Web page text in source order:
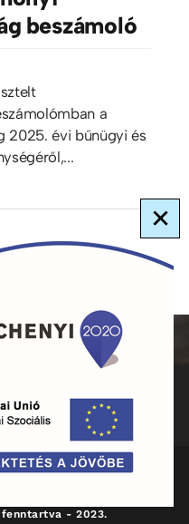
beszámoló
a
2025. évi bűnügyi és
- 2023.
×